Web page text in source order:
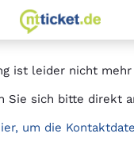
zur
ist leider nicht
Sie sich bitte direkt
um die